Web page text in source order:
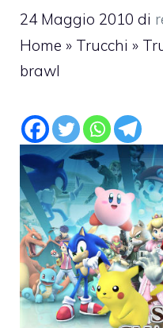
24 Maggio 2010 di
Home » Trucchi »
brawl